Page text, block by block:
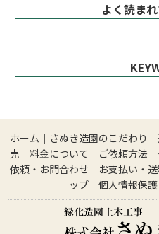
よく読ま
ホーム ｜ さぬき造園のこだわり ｜
売 ｜ 料金について ｜ ご依頼方法 ｜
依頼・お問合わせ ｜ お支払い・
ップ ｜ 個人情報保護